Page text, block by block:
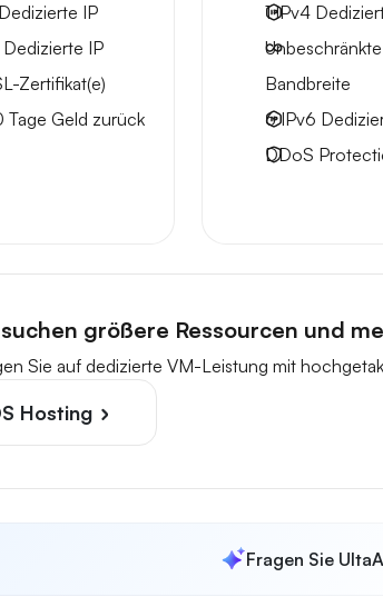
Dedizierte IP
Dedizierte IP
Zertifikat(e)
Tage Geld zurück
1 IPv4
Unbeschränkte
Bandbreite
6 IPv6
DDoS
größere Ressourcen und
Sie auf dedizierte VM-Leistung mit
Hosting
Fragen Sie